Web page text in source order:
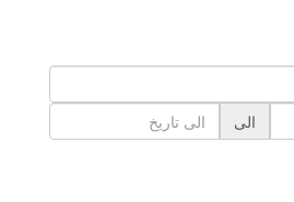
الى